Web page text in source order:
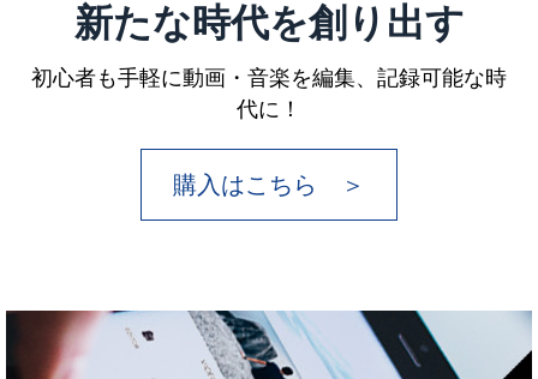
新たな時代を創り出す
初心者も手軽に動画・音楽を編集、記録可能な時
代に！
購入はこちら ＞